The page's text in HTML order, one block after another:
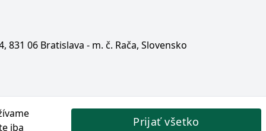
iba Prijať všetko
831 06 Bratislava - m. č. Rača, Slovensko